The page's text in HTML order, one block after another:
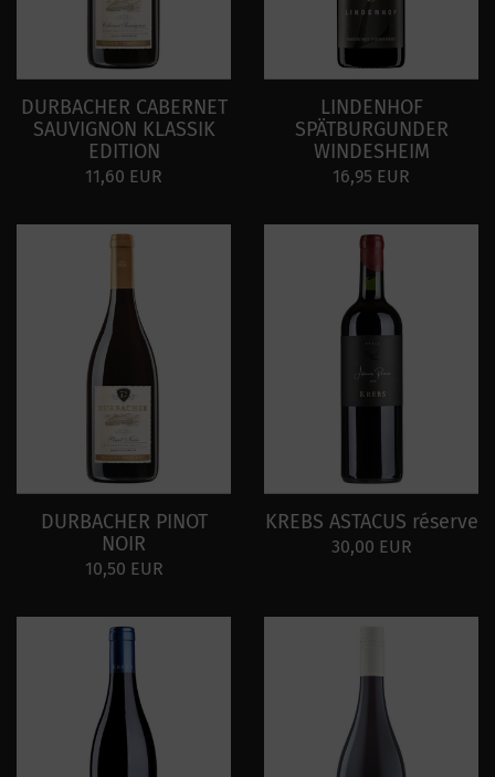
DURBACHER CABERNET
SAUVIGNON KLASSIK
EDITION
11,60 EUR
LINDENHOF
SPÄTBURGUNDER
WINDESHEIM
16,95 EUR
DURBACHER PINOT
NOIR
10,50 EUR
KREBS ASTACUS réserve
30,00 EUR